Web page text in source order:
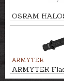
OSRAM
bulb 35W 12V
ARMYTEK
ARMYTEK
VIKING PRO